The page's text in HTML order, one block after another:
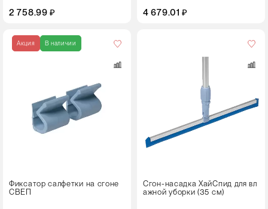
2 758.99 ₽ 4 679.01 ₽
Акция В наличии
Фиксатор салфетки на сгоне
СВЕП
Сгон-насадка ХайСпид для вл
ажной уборки (35 см)